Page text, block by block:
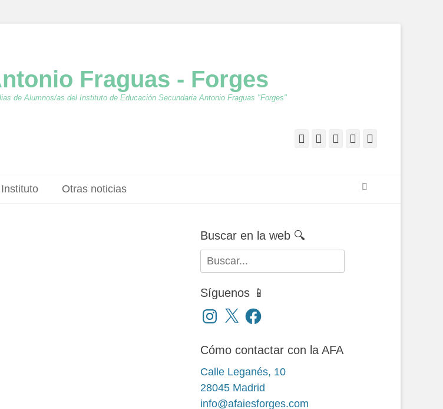
Fraguas - Forges
de Alumnos/as del Instituto de Educación Secundaria Antonio Fraguas "Forges"
Facebook
Twitter
Feed YouTube
Otras noticias
Buscar en la web 🔍
Buscar:
Síguenos 📱
Instagram
X Facebook
Cómo contactar con la AFA
Calle Leganés, 10
28045 Madrid
info@afaiesforges.com